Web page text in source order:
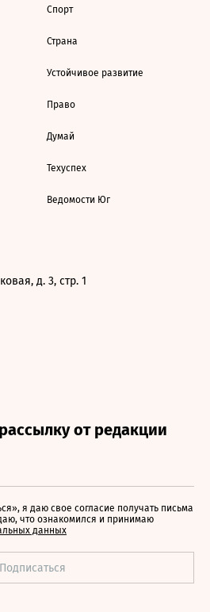
Спорт
Страна
Устойчивое развитие
Право
Думай
Техуспех
Ведомости Юг
д. 3, стр. 1
я даю свое согласие получать письма
что ознакомился и принимаю
данных